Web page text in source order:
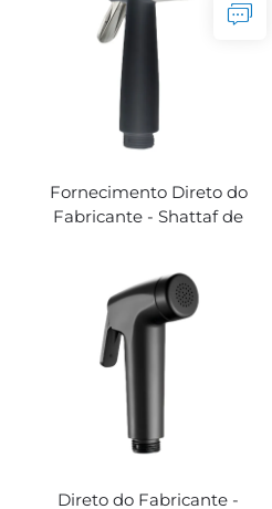
Completos)
Fornecimento Direto do
Fabricante - Shattaf de
Mangueira de 59
polegadas (Vazão
Ajustável)
Direto do Fabricante -